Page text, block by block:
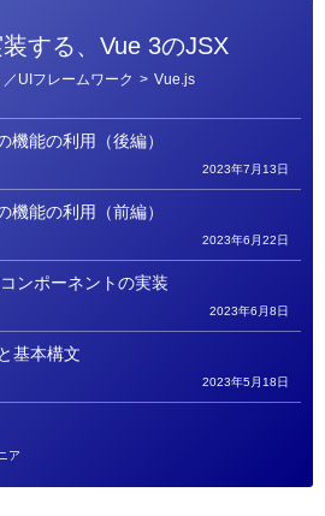
する、Vue 3のJSX
UIフレームワーク > Vue.js
機能の利用（後編）
2023年7月13日
機能の利用（前編）
2023年6月22日
ンポーネントの実装
2023年6月8日
基本構文
2023年5月18日
ア